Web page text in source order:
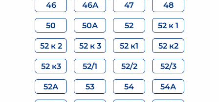
46 46А 47 48
50 50А 52 52 к 1
52 к 2 52 к 3 52 к1 52 к2
52 к3 52/1 52/2 52/3
52А 53 54 54А